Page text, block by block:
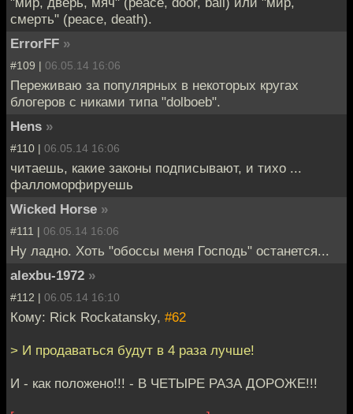
смерть" (peace, death).
ErrorFF »
#109 | 06.05.14 16:06
Переживаю за популярных в некоторых кругах
блогеров с никами типа "dolboeb".
Hens »
#110 | 06.05.14 16:06
читаешь, какие законы подписывают, и тихо ...
фалломорфируешь
Wicked Horse »
#111 | 06.05.14 16:06
Ну ладно. Хоть "обоссы меня Господь" останется...
alexbu-1972 »
#112 | 06.05.14 16:10
Кому: Rick Rockatansky, #62
> И продаваться будут в 4 раза лучше!
И - как положено!!! - В ЧЕТЫРЕ РАЗА ДОРОЖЕ!!!